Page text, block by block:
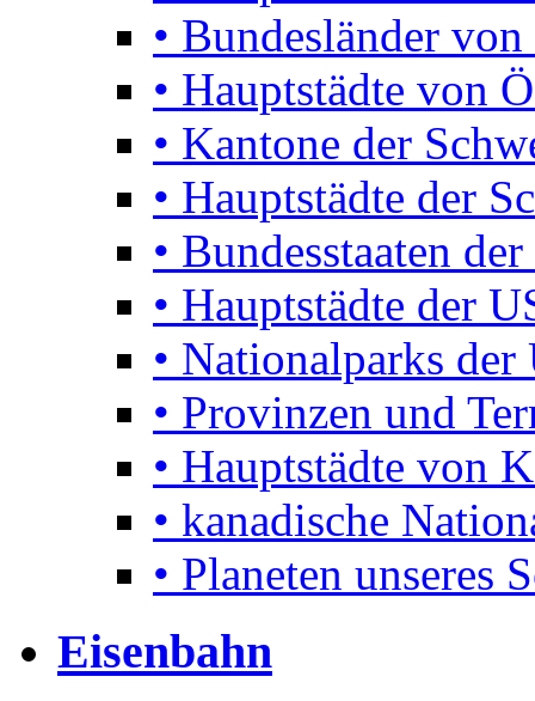
• Bundesländer
• Hauptstädte von
• Kantone der
• Hauptstädte der
• Bundesstaaten
• Hauptstädte der
• Nationalparks der
• Provinzen und
• Hauptstädte von
• kanadische
• Planeten unseres
Eisenbahn